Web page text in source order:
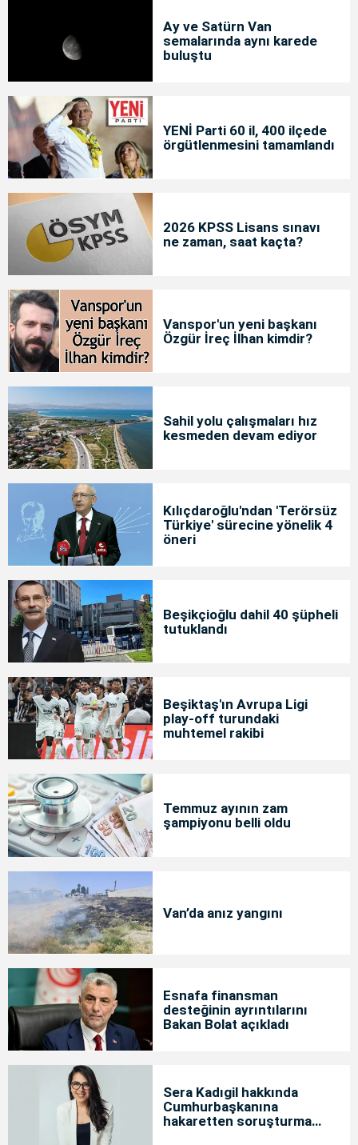
Ay ve Satürn Van
semalarında aynı karede
buluştu
YENİ Parti 60 il, 400 ilçede
örgütlenmesini tamamlandı
2026 KPSS Lisans sınavı
ne zaman, saat kaçta?
Vanspor'un yeni başkanı
Özgür İreç İlhan kimdir?
Sahil yolu çalışmaları hız
kesmeden devam ediyor
Kılıçdaroğlu'ndan 'Terörsüz
Türkiye' sürecine yönelik 4
öneri
Beşikçioğlu dahil 40 şüpheli
tutuklandı
Beşiktaş'ın Avrupa Ligi
play-off turundaki
muhtemel rakibi
Temmuz ayının zam
şampiyonu belli oldu
Van’da anız yangını
Esnafa finansman
desteğinin ayrıntılarını
Bakan Bolat açıkladı
Sera Kadıgil hakkında
Cumhurbaşkanına
hakaretten soruşturma